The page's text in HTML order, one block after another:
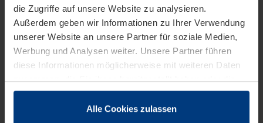
die Zugriffe auf unsere Website zu analysieren.
Außerdem geben wir Informationen zu Ihrer Verwendung
unserer Website an unsere Partner für soziale Medien,
Werbung und Analysen weiter. Unsere Partner führen
diese Informationen möglicherweise mit weiteren Daten
zusammen, die Sie ihnen bereitgestellt haben oder die
sie im Rahmen Ihrer Nutzung der Dienste gesammelt
Alle Cookies zulassen